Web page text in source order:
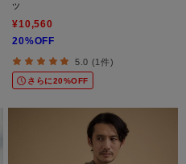
ツ
¥10,560
20%OFF
5.0 (1件)
さらに20%OFF